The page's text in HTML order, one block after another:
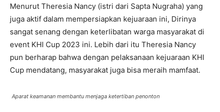
Menurut Theresia Nancy (istri dari Sapta Nugraha) yang
juga aktif dalam mempersiapkan kejuaraan ini, Dirinya
sangat senang dengan keterlibatan warga masyarakat di
event KHI Cup 2023 ini. Lebih dari itu Theresia Nancy
pun berharap bahwa dengan pelaksanaan kejuaraan KHI
Cup mendatang, masyarakat juga bisa meraih mamfaat.
Aparat keamanan membantu menjaga ketertiban penonton